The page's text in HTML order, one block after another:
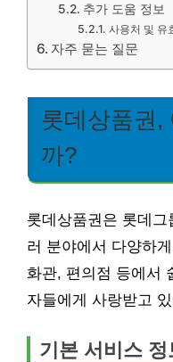
추가 도움 정보
사용처 및 유
자주 묻는 질문
롯데상품권,
까?
롯데상품권은 롯데
러 분야에서 다양하
화관, 편의점 등에서
자들에게 사랑받고
기본 서비스 정